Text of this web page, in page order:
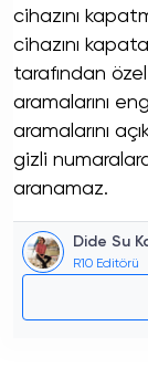
cihazını
cihazını
tarafından
aramalarını
aramalarını
gizli
aranamaz.
Dide Su
R10 Editörü